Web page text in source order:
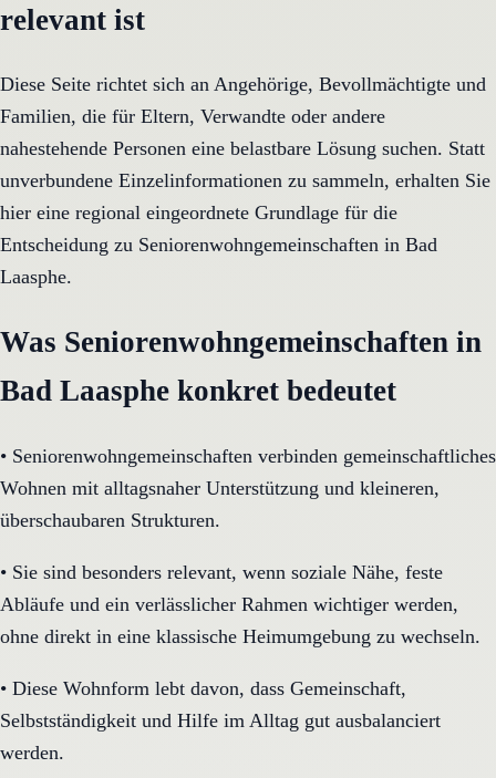
relevant ist
Diese Seite richtet sich an Angehörige, Bevollmächtigte und
Familien, die für Eltern, Verwandte oder andere
nahestehende Personen eine belastbare Lösung suchen. Statt
unverbundene Einzelinformationen zu sammeln, erhalten Sie
hier eine regional eingeordnete Grundlage für die
Entscheidung zu Seniorenwohngemeinschaften in Bad
Laasphe.
Was Seniorenwohngemeinschaften in
Bad Laasphe konkret bedeutet
• Seniorenwohngemeinschaften verbinden gemeinschaftliches
Wohnen mit alltagsnaher Unterstützung und kleineren,
überschaubaren Strukturen.
• Sie sind besonders relevant, wenn soziale Nähe, feste
Abläufe und ein verlässlicher Rahmen wichtiger werden,
ohne direkt in eine klassische Heimumgebung zu wechseln.
• Diese Wohnform lebt davon, dass Gemeinschaft,
Selbstständigkeit und Hilfe im Alltag gut ausbalanciert
werden.